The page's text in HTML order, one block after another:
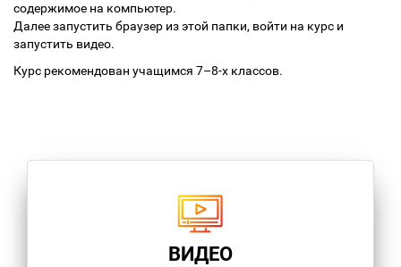
содержимое на компьютер.
Далее запустить браузер из этой папки, войти на курс и
запустить видео.
Курс рекомендован учащимся 7–8-х классов.
ВИДЕО